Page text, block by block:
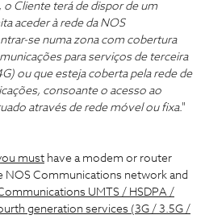
o Cliente terá de dispor de um
aceder à rede da NOS
se numa zona com cobertura
para serviços de terceira
ou que esteja coberta pela rede de
consoante o acesso ao
através de rede móvel ou fixa."
must have a modem or router
NOS Communications network and
UMTS / HSDPA /
generation services (3G / 3.5G /